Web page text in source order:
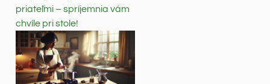
priateľmi – spríjemnia vám
chvíle pri stole!